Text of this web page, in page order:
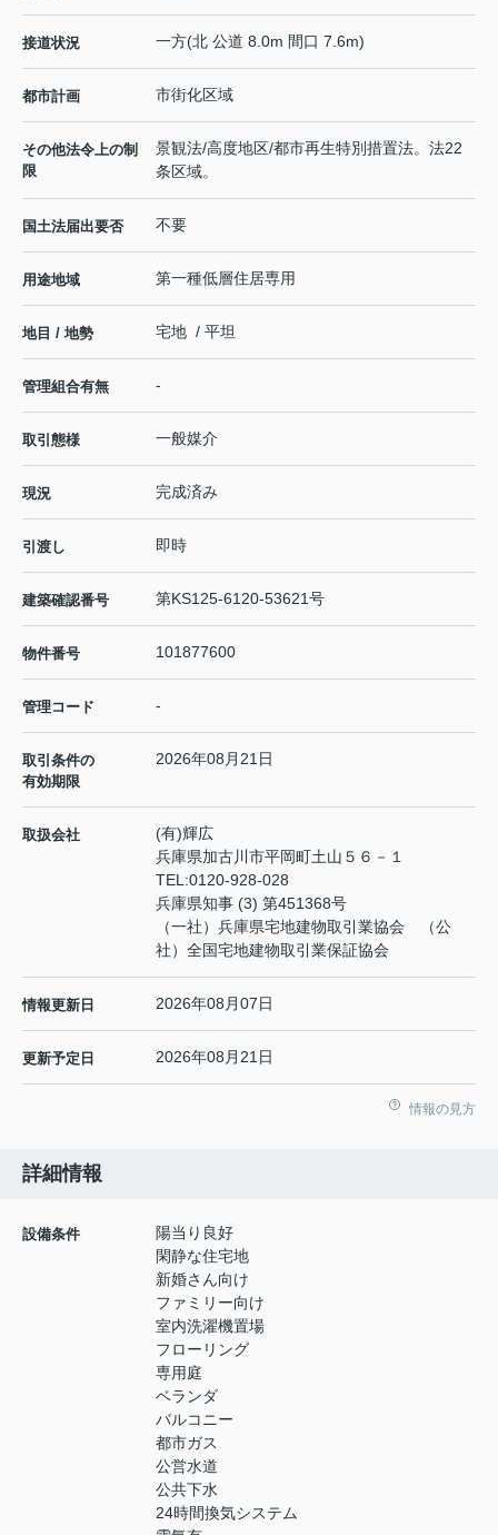
接道状況 一方(北 公道 8.0m 間口 7.6m)
都市計画 市街化区域
その他法令上の制
限
景観法/高度地区/都市再生特別措置法。法22
条区域。
国土法届出要否 不要
用途地域 第一種低層住居専用
地目 / 地勢 宅地 / 平坦
管理組合有無 -
取引態様 一般媒介
現況 完成済み
引渡し 即時
建築確認番号 第KS125-6120-53621号
物件番号 101877600
管理コード -
取引条件の
有効期限
2026年08月21日
取扱会社
(有)輝広
兵庫県加古川市平岡町土山５６－１
TEL:0120-928-028
兵庫県知事 (3) 第451368号
（一社）兵庫県宅地建物取引業協会 （公
社）全国宅地建物取引業保証協会
情報更新日 2026年08月07日
更新予定日 2026年08月21日
情報の見方
詳細情報
設備条件
陽当り良好
閑静な住宅地
新婚さん向け
ファミリー向け
室内洗濯機置場
フローリング
専用庭
ベランダ
バルコニー
都市ガス
公営水道
公共下水
24時間換気システム